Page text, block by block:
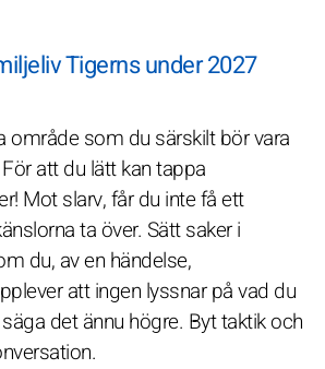
Tigerns under 2027
område som du särskilt bör vara
att du lätt kan tappa
Mot slarv, får du inte få ett
ta över. Sätt saker i
du, av en händelse,
att ingen lyssnar på vad du
det ännu högre. Byt taktik och